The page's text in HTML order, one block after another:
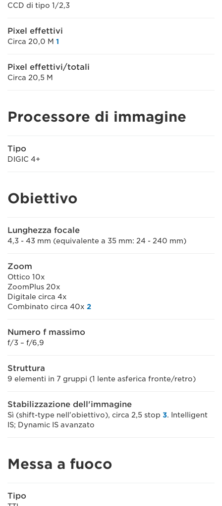
CCD di tipo 1/2,3
Pixel effettivi
Circa 20,0 M 1
Pixel effettivi/totali
Circa 20,5 M
Processore di immagine
Tipo
DIGIC 4+
Obiettivo
Lunghezza focale
4,3 - 43 mm (equivalente a 35 mm: 24 - 240 mm)
Zoom
Ottico 10x
ZoomPlus 20x
Digitale circa 4x
Combinato circa 40x 2
Numero f massimo
f/3 – f/6,9
Struttura
9 elementi in 7 gruppi (1 lente asferica fronte/retro)
Stabilizzazione dell'immagine
Sì (shift-type nell'obiettivo), circa 2,5 stop 3. Intelligent
IS; Dynamic IS avanzato
Messa a fuoco
Tipo